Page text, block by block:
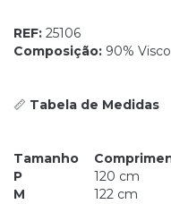
REF: 25106
Composição: 90%
📏 Tabela de Medidas
Tamanho
P
120 cm
M
122 cm